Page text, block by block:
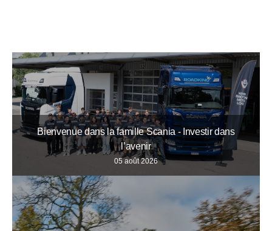
Bienvenue dans la famille Scania - Investir dans
l’avenir
05 août 2026